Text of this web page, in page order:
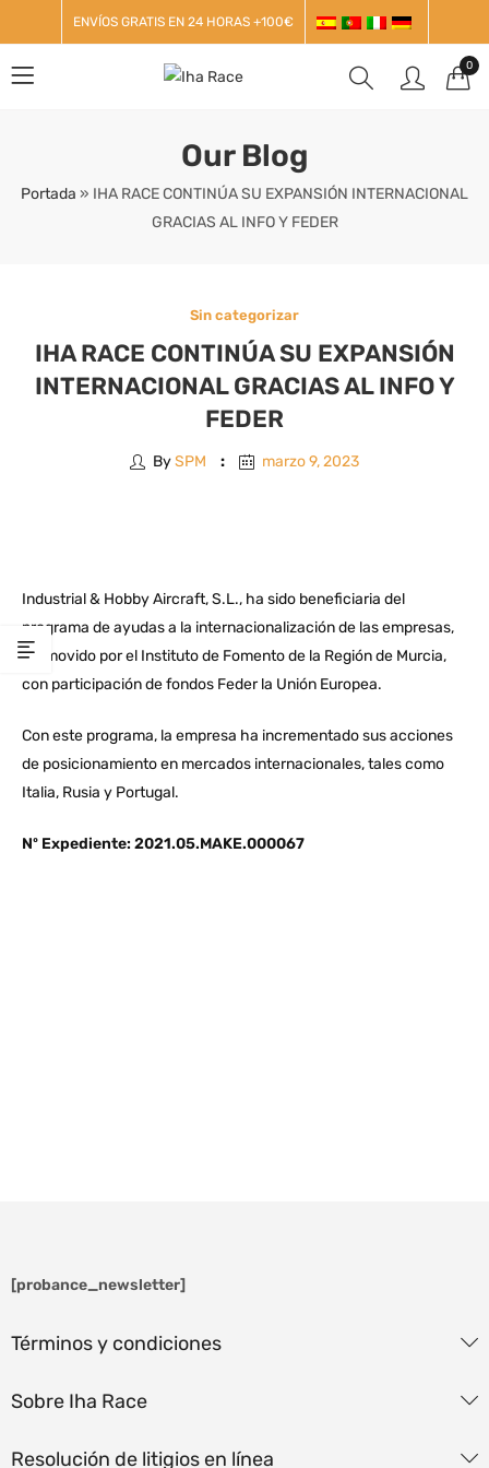
ENVÍOS GRATIS EN 24 HORAS +100€
0
Our Blog
Portada » IHA RACE CONTINÚA SU EXPANSIÓN INTERNACIONAL
GRACIAS AL INFO Y FEDER
Sin categorizar
IHA RACE CONTINÚA SU EXPANSIÓN
INTERNACIONAL GRACIAS AL INFO Y
FEDER
BySPM marzo 9, 2023
Industrial & Hobby Aircraft, S.L., ha sido beneficiaria del
programa de ayudas a la internacionalización de las empresas,
promovido por el Instituto de Fomento de la Región de Murcia,
con participación de fondos Feder la Unión Europea.
Con este programa, la empresa ha incrementado sus acciones
de posicionamiento en mercados internacionales, tales como
Italia, Rusia y Portugal.
Nº Expediente: 2021.05.MAKE.000067
[probance_newsletter]
Términos y condiciones
Sobre Iha Race
Resolución de litigios en línea